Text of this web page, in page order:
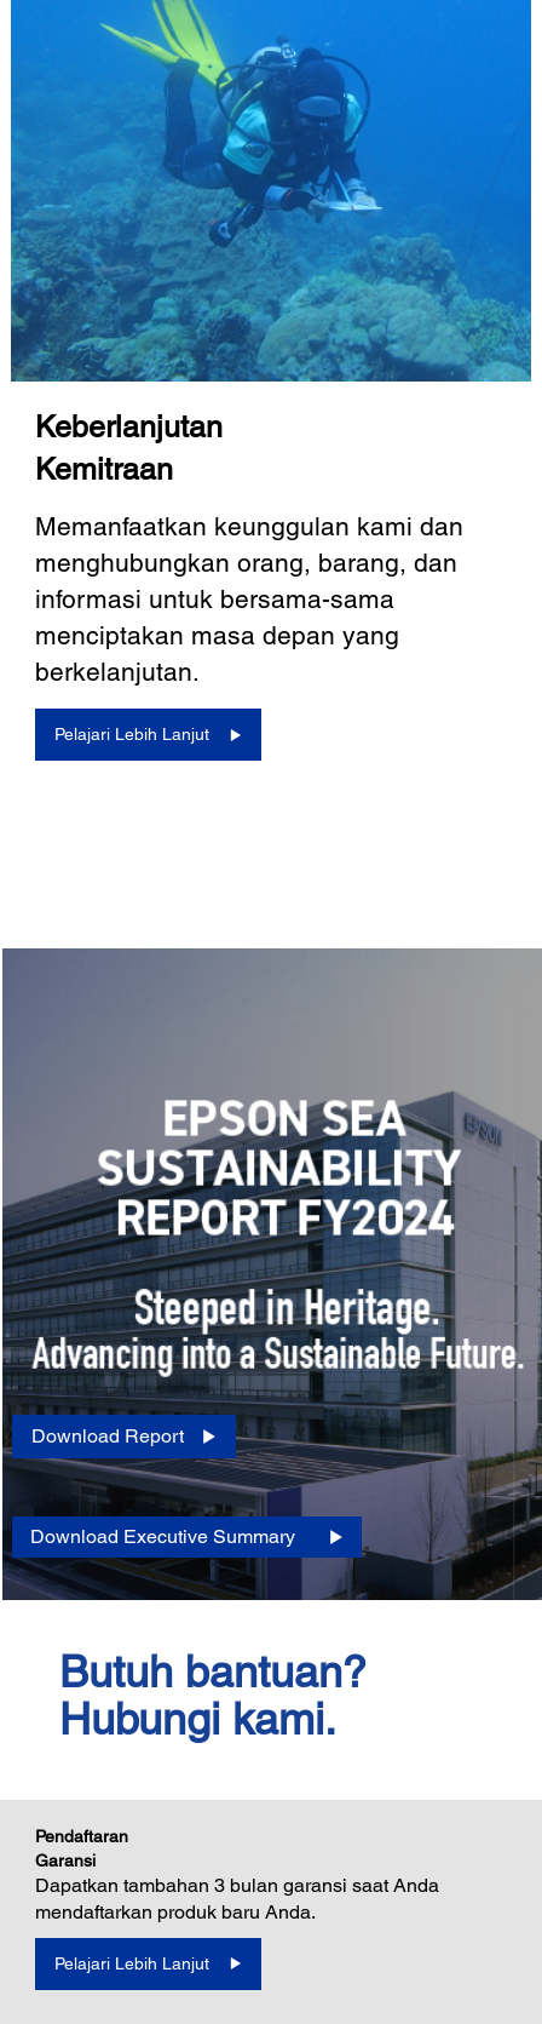
Keberlanjutan
Kemitraan
Memanfaatkan keunggulan kami dan
menghubungkan orang, barang, dan
informasi untuk bersama-sama
menciptakan masa depan yang
berkelanjutan.
Pelajari Lebih Lanjut
Download Report
Download Executive Summary
Butuh bantuan?
Hubungi kami.
Pendaftaran
Garansi
Dapatkan tambahan 3 bulan garansi saat Anda
mendaftarkan produk baru Anda.
Pelajari Lebih Lanjut